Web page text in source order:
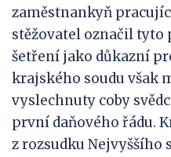
zaměstnankyň
stěžovatel označil
šetření jako důkazní
krajského soudu však
vyslechnuty coby
první daňového řádu.
z rozsudku Nejvyššího